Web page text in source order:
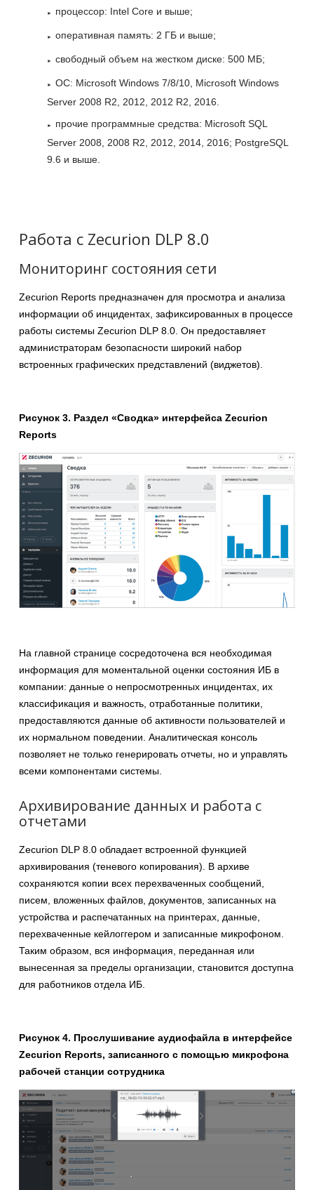
процессор: Intel Core и выше;
оперативная память: 2 ГБ и выше;
свободный объем на жестком диске: 500 МБ;
ОС: Microsoft Windows 7/8/10, Microsoft Windows
Server 2008 R2, 2012, 2012 R2, 2016.
прочие программные средства: Microsoft SQL
Server 2008, 2008 R2, 2012, 2014, 2016; PostgreSQL
9.6 и выше.
Работа с Zecurion DLP 8.0
Мониторинг состояния сети
Zecurion Reports предназначен для просмотра и анализа
информации об инцидентах, зафиксированных в процессе
работы системы Zecurion DLP 8.0. Он предоставляет
администраторам безопасности широкий набор
встроенных графических представлений (виджетов).
Рисунок 3. Раздел «Сводка» интерфейса Zecurion
Reports
На главной странице сосредоточена вся необходимая
информация для моментальной оценки состояния ИБ в
компании: данные о непросмотренных инцидентах, их
классификация и важность, отработанные политики,
предоставляются данные об активности пользователей и
их нормальном поведении. Аналитическая консоль
позволяет не только генерировать отчеты, но и управлять
всеми компонентами системы.
Архивирование данных и работа с
отчетами
Zecurion DLP 8.0 обладает встроенной функцией
архивирования (теневого копирования). В архиве
сохраняются копии всех перехваченных сообщений,
писем, вложенных файлов, документов, записанных на
устройства и распечатанных на принтерах, данные,
перехваченные кейлоггером и записанные микрофоном.
Таким образом, вся информация, переданная или
вынесенная за пределы организации, становится доступна
для работников отдела ИБ.
Рисунок 4. Прослушивание аудиофайла в интерфейсе
Zecurion Reports, записанного с помощью микрофона
рабочей станции сотрудника